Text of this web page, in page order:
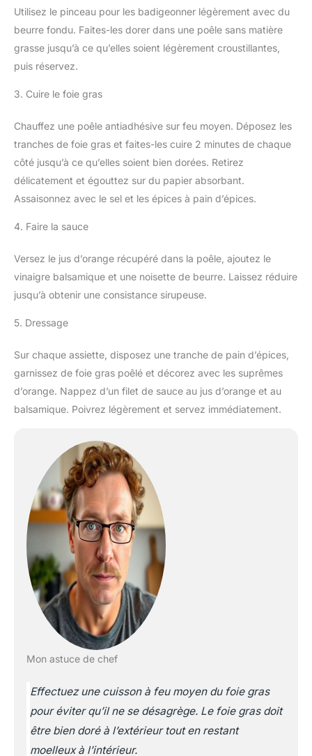
Utilisez le pinceau pour les badigeonner légèrement avec du
beurre fondu. Faites-les dorer dans une poêle sans matière
grasse jusqu’à ce qu’elles soient légèrement croustillantes,
puis réservez.
3. Cuire le foie gras
Chauffez une poêle antiadhésive sur feu moyen. Déposez les
tranches de foie gras et faites-les cuire 2 minutes de chaque
côté jusqu’à ce qu’elles soient bien dorées. Retirez
délicatement et égouttez sur du papier absorbant.
Assaisonnez avec le sel et les épices à pain d’épices.
4. Faire la sauce
Versez le jus d’orange récupéré dans la poêle, ajoutez le
vinaigre balsamique et une noisette de beurre. Laissez réduire
jusqu’à obtenir une consistance sirupeuse.
5. Dressage
Sur chaque assiette, disposez une tranche de pain d’épices,
garnissez de foie gras poêlé et décorez avec les suprêmes
d’orange. Nappez d’un filet de sauce au jus d’orange et au
balsamique. Poivrez légèrement et servez immédiatement.
Mon astuce de chef
Effectuez une cuisson à feu moyen du foie gras
pour éviter qu’il ne se désagrège. Le foie gras doit
être bien doré à l’extérieur tout en restant
moelleux à l’intérieur.